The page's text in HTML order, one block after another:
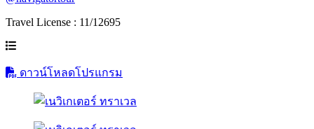
Travel License : 11/12695
ดาวน์โหลดโปรแกรม